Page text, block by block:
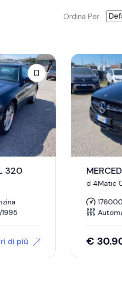
Ordina Per
320
di più
d 4Matic
€